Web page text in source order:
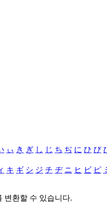
ぃ き ぎ し じ ち ぢ に ひ び
キ ギ シ ジ チ ヂ ニ ヒ ビ ピ
변환할 수 있습니다.